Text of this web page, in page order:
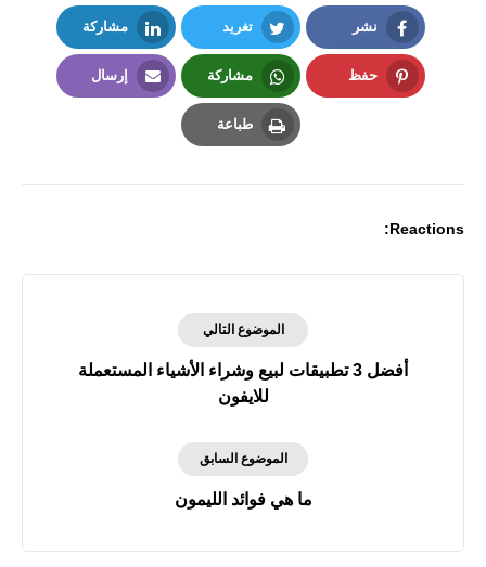
نشر
Facebook
تغريد
Twitter
مشاركة
LinkedIn
حفظ مشاركة
Whatsapp
إرسال
طباعة
Reactions:
الموضوع التالي
أفضل 3 تطبيقات لبيع وشراء الأشياء المستعملة
للايفون
الموضوع السابق
ما هي فوائد الليمون